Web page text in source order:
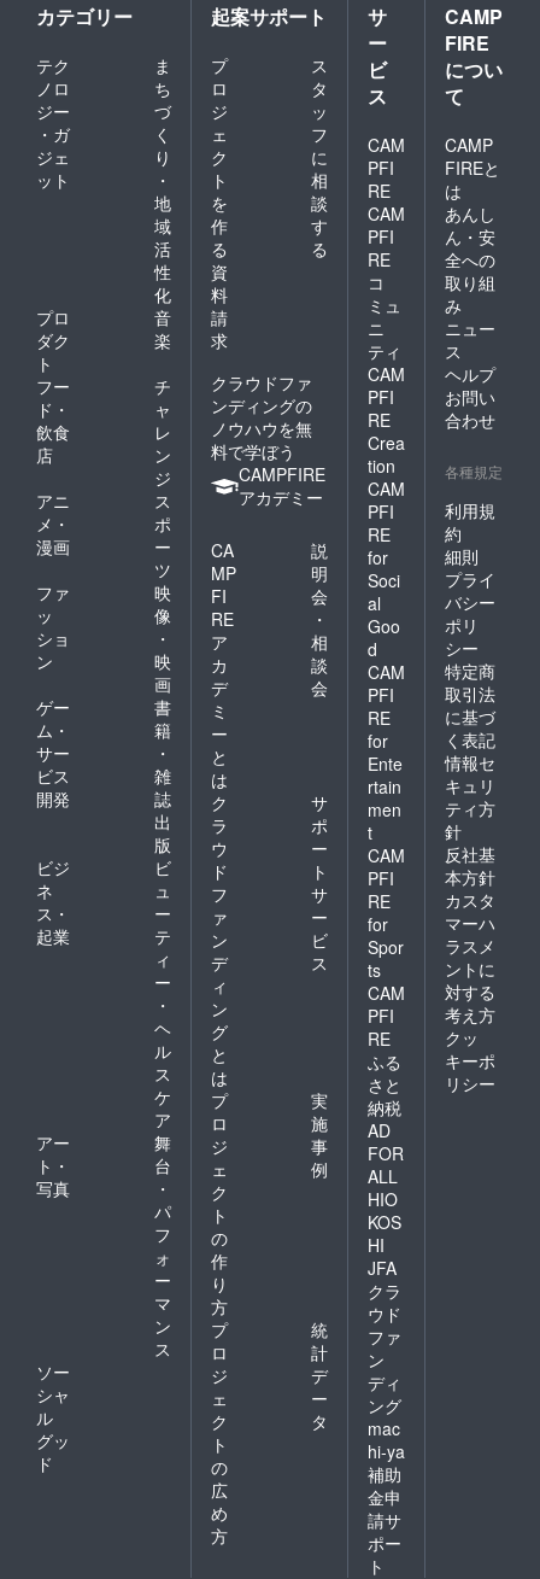
カテゴリー
テク
ノロ
ジー
・ガ
ジェ
ット
ま
ち
づ
く
り
・
地
域
活
性
化
プロ
ダク
ト
音
楽
フー
ド・
飲食
店
チ
ャ
レ
ン
ジ
アニ
メ・
漫画
ス
ポ
ー
ツ
ファ
ッ
ショ
ン
映
像
・
映
画
ゲー
ム・
サー
ビス
開発
書
籍
・
雑
誌
出
版
ビジ
ネ
ス・
起業
ビ
ュ
ー
テ
ィ
ー
・
ヘ
ル
ス
ケ
ア
アー
ト・
写真
舞
台
・
パ
フ
ォ
ー
マ
ン
ス
ソー
シャ
ル
グッ
ド
起案サポート
プ
ロ
ジ
ェ
ク
ト
を
作
る
ス
タ
ッ
フ
に
相
談
す
る
資
料
請
求
クラウドファ
ンディングの
ノウハウを無
料で学ぼう
CAMPFIRE
アカデミー
CA
MP
FI
RE
ア
カ
デ
ミ
ー
と
は
説
明
会
・
相
談
会
ク
ラ
ウ
ド
フ
ァ
ン
デ
ィ
ン
グ
と
は
サ
ポ
ー
ト
サ
ー
ビ
ス
プ
ロ
ジ
ェ
ク
ト
の
作
り
方
実
施
事
例
プ
ロ
ジ
ェ
ク
ト
の
広
め
方
統
計
デ
ー
タ
サ
ー
ビ
ス
CAM
PFI
RE
CAM
PFI
RE
コ
ミュ
ニ
ティ
CAM
PFI
RE
Crea
tion
CAM
PFI
RE
for
Soci
al
Goo
d
CAM
PFI
RE
for
Ente
rtain
men
t
CAM
PFI
RE
for
Spor
ts
CAM
PFI
RE
ふる
さと
納税
AD
FOR
ALL
HIO
KOS
HI
JFA
クラ
ウド
ファ
ン
ディ
ング
mac
hi-ya
補助
金申
請サ
ポー
ト
CAMP
FIRE
につい
て
CAMP
FIREと
は
あんし
ん・安
全への
取り組
み
ニュー
ス
ヘルプ
お問い
合わせ
各種規定
利用規
約
細則
プライ
バシー
ポリ
シー
特定商
取引法
に基づ
く表記
情報セ
キュリ
ティ方
針
反社基
本方針
カスタ
マーハ
ラスメ
ントに
対する
考え方
クッ
キーポ
リシー